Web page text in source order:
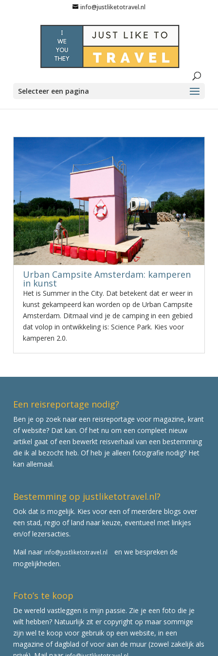
info@justliketotravel.nl
Selecteer een pagina
Urban Campsite Amsterdam: kamperen
in kunst
Het is Summer in the City. Dat betekent dat er weer in
kunst gekampeerd kan worden op de Urban Campsite
Amsterdam. Ditmaal vind je de camping in een gebied
dat volop in ontwikkeling is: Science Park. Kies voor
kamperen 2.0.
Een reisreportage nodig?
Ben je op zoek naar een reisreportage voor magazine, krant
of website? Dat kan. Of het nu om een compleet nieuw
artikel gaat of een bewerkt reisverhaal van een bestemming
die ik al bezocht heb. Of heb je alleen fotografie nodig? Het
kan allemaal.
Bestemming op justliketotravel.nl?
Ook dat is mogelijk. Kies voor een of meerdere blogs over
een stad, regio of land naar keuze, eventueel met linkjes
en/of lezersacties.
Mail naar info@justliketotravel.nl
en we bespreken de
mogelijkheden.
Foto’s te koop
De wereld vastleggen is mijn passie. Zie je een foto die je
wilt hebben? Natuurlijk zit er copyright op maar sommige
zijn wel te koop voor gebruik op een website, in een
magazine of dagblad of voor aan de muur (zowel zakelijk als